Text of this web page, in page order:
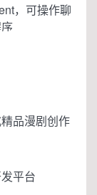
，可操作聊
品漫剧创作
平台